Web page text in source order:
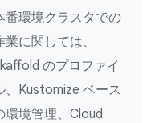
番環境クラスタでの
業に関しては、
のプロファイ
、Kustomize ベース
環境管理、Cloud